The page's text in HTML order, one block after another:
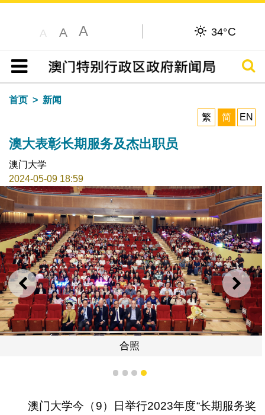
A A A 34°C
目录
搜寻
首页
新闻
繁
简 EN
澳大表彰长期服务及杰出职员
澳门大学
2024-05-09 18:59
上一则 下一
合照
1 2 3 4
澳门大学今（9）日举行2023年度“长期服务奖